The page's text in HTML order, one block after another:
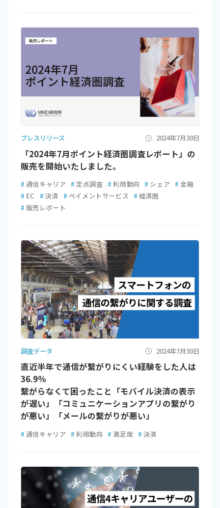
プレスリリース 2024年7月30日
「2024年7月ポイント経済圏調査レポート」の
販売を開始いたしました。
# 通信キャリア # 定点調査 # 利用動向 # シェア # 金融
# EC # 決済 # ペイメントサービス # 経済圏
# 販売レポート
調査データ 2024年7月30日
直近半年で通信が繋がりにくい経験をした人は
36.9％
繋がらなくて困ったこと「モバイル決済の表示
が遅い」「コミュニケーションアプリの繋がり
が悪い」「メールの繋がりが悪い」
# 通信キャリア # 利用動向 # 満足度 # 決済